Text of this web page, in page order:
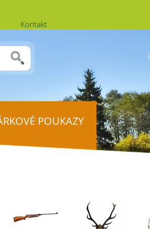
Kontakt
POUKAZY